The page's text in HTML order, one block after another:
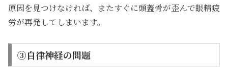
原因を見つけなければ、またすぐに頭蓋骨が歪んで眼精疲
労が再発してしまいます。
③自律神経の問題